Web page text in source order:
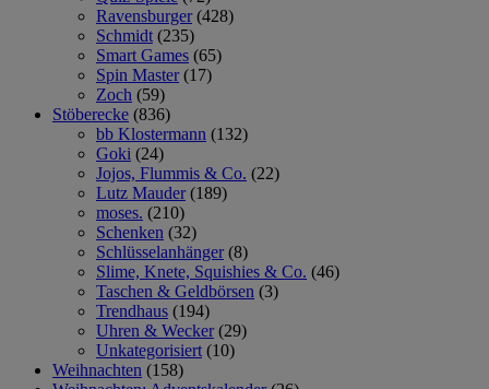
Ravensburger (428)
Schmidt (235)
Smart Games (65)
Spin Master (17)
Zoch (59)
Stöberecke (836)
bb Klostermann (132)
Goki (24)
Jojos, Flummis & Co. (22)
Lutz Mauder (189)
moses. (210)
Schenken (32)
Schlüsselanhänger (8)
Slime, Knete, Squishies & Co. (46)
Taschen & Geldbörsen (3)
Trendhaus (194)
Uhren & Wecker (29)
Unkategorisiert (10)
Weihnachten (158)